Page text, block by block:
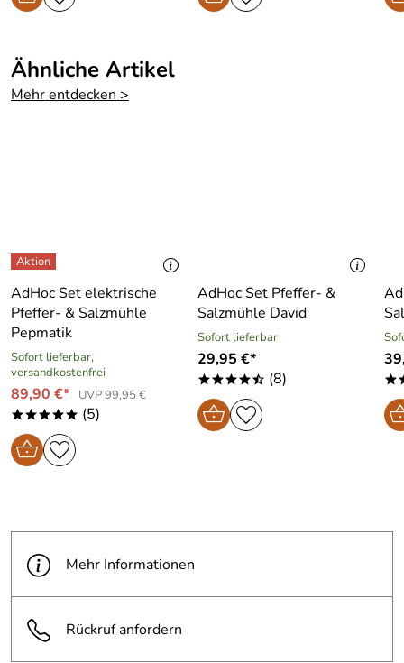
Ähnliche Artikel
Mehr entdecken >
AdHoc Set elektrische
Pfeffer- & Salzmühle
Pepmatik
Sofort lieferbar,
versandkostenfrei
89,90 €* UVP 99,95 €
***** (5)
AdHoc Set Pfeffer- &
Salzmühle David
Sofort lieferbar
29,95 €*
****/ (8)
Mehr Informationen
Rückruf anfordern